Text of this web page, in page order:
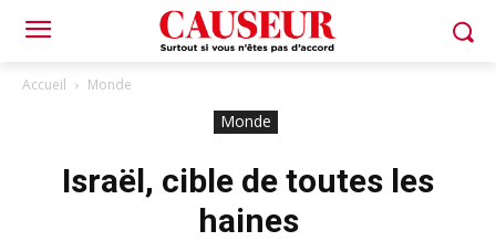
Accueil Monde
Monde
Israël, cible de toutes les
haines